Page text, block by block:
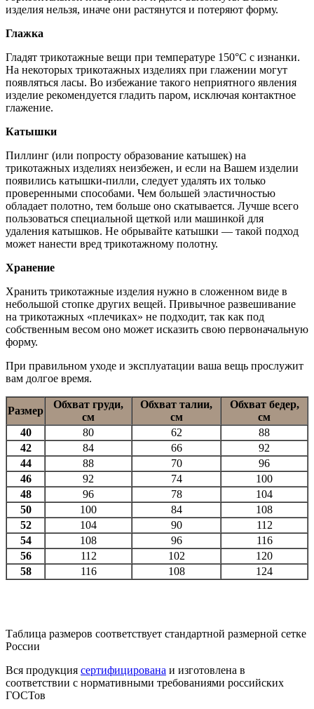
изделия нельзя, иначе они растянутся и потеряют форму.
Глажка
Гладят трикотажные вещи при температуре 150°С с изнанки.
На некоторых трикотажных изделиях при глажении могут
появляться ласы. Во избежание такого неприятного явления
изделие рекомендуется гладить паром, исключая контактное
глажение.
Катышки
Пиллинг (или попросту образование катышек) на
трикотажных изделиях неизбежен, и если на Вашем изделии
появились катышки-пилли, следует удалять их только
проверенными способами. Чем большей эластичностью
обладает полотно, тем больше оно скатывается. Лучше всего
пользоваться специальной щеткой или машинкой для
удаления катышков. Не обрывайте катышки — такой подход
может нанести вред трикотажному полотну.
Хранение
Хранить трикотажные изделия нужно в сложенном виде в
небольшой стопке других вещей. Привычное развешивание
на трикотажных «плечиках» не подходит, так как под
собственным весом оно может исказить свою первоначальную
форму.
При правильном уходе и эксплуатации ваша вещь прослужит
вам долгое время.
Размер
Обхват груди,
см
Обхват талии,
см
Обхват бедер,
см
40
80 62
88
42
84 66
92
44
88 70
96
46
92 74
100
48
96 78
104
50
100 84
108
52
104 90
112
54
108 96
116
56
112 102
120
58
116 108 124
Таблица размеров соответствует стандартной размерной сетке
России
Вся продукция сертифицирована и изготовлена в
соответствии с нормативными требованиями российских
ГОСТов